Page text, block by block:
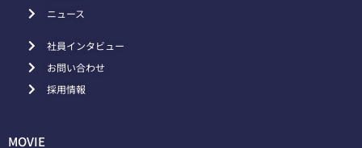
ニュース
社員インタビュー
お問い合わせ
採用情報
MOVIE